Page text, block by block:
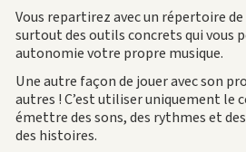
Vous repartirez avec un répertoire
surtout des outils concrets qui vous
autonomie votre propre musique.
Une autre façon de jouer avec son
autres ! C’est utiliser uniquement le
émettre des sons, des rythmes et
des histoires.